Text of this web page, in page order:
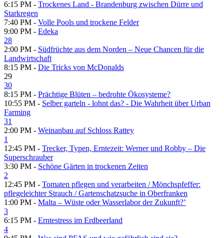
6:15 PM - Trockenes Land - Brandenburg zwischen Dürre und
Starkregen
7:40 PM - Volle Pools und trockene Felder
9:00 PM - Edeka
28
2:00 PM - Südfrüchte aus dem Norden – Neue Chancen für die
Landwirtschaft
8:15 PM - Die Tricks von McDonalds
29
30
8:15 PM - Prächtige Blüten – bedrohte Ökosysteme?
10:55 PM - Selber garteln - lohnt das? - Die Wahrheit über Urban
Farming
31
2:00 PM - Weinanbau auf Schloss Rattey
1
12:45 PM - Trecker, Typen, Erntezeit: Werner und Robby – Die
Superschrauber
3:30 PM - Schöne Gärten in trockenen Zeiten
2
12:45 PM - Tomaten pflegen und verarbeiten /​ Mönchspfeffer:
pflegeleichter Strauch /​ Gartenschatzsuche in Oberfranken
1:00 PM - Malta – Wüste oder Wasserlabor der Zukunft?’
3
6:15 PM - Erntestress im Erdbeerland
4